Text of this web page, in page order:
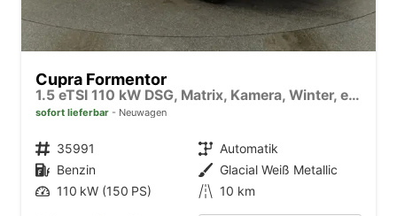
Cupra Formentor
1.5 eTSI 110 kW DSG, Matrix, Kamera, Winter, el. Klappe, 5 J.-Garantie
sofort lieferbar Neuwagen
Fahrzeugnr. 35991 Getriebe Automatik
Kraftstoff Benzin Außenfarbe Glacial Weiß Metallic
Leistung 110 kW (150 PS) Kilometerstand 10 km